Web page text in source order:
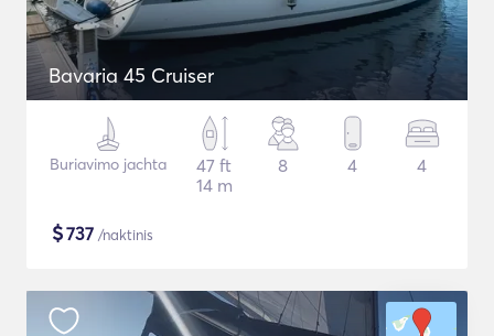
Bavaria 45 Cruiser
Buriavimo jachta
47 ft
14 m
8 4 4
$737 /naktinis